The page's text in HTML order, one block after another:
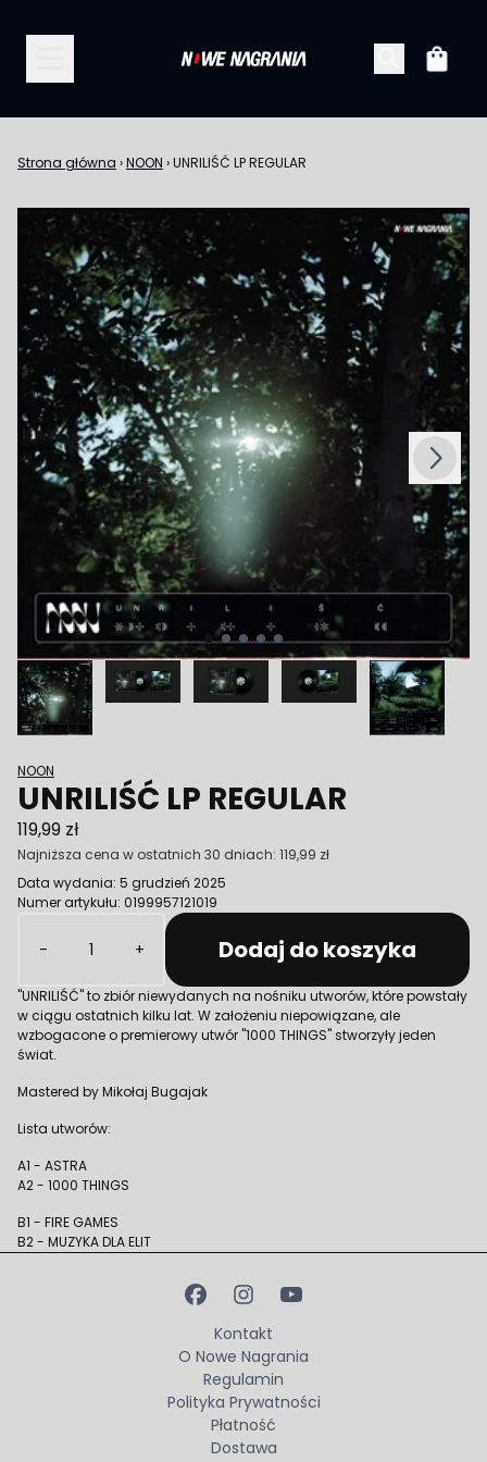
Strona główna ›NOON ›UNRILIŚĆ LP REGULAR
Poprzedni
Następny
NOON
UNRILIŚĆ LP REGULAR
119,99 zł
Najniższa cena w ostatnich 30 dniach: 119,99 zł
Data wydania: 5 grudzień 2025
Numer artykułu: 0199957121019
-
+ Dodaj do koszyka
"UNRILIŚĆ" to zbiór niewydanych na nośniku utworów, które powstały
w ciągu ostatnich kilku lat. W założeniu niepowiązane, ale
wzbogacone o premierowy utwór "1000 THINGS" stworzyły jeden
świat.
Mastered by Mikołaj Bugajak
Lista utworów:
A1 - ASTRA
A2 - 1000 THINGS
B1 - FIRE GAMES
B2 - MUZYKA DLA ELIT
Kontakt
O Nowe Nagrania
Regulamin
Polityka Prywatności
Płatność
Dostawa